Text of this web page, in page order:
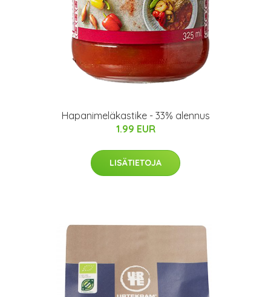
Hapanimeläkastike - 33% alennus
1.99 EUR
LISÄTIETOJA